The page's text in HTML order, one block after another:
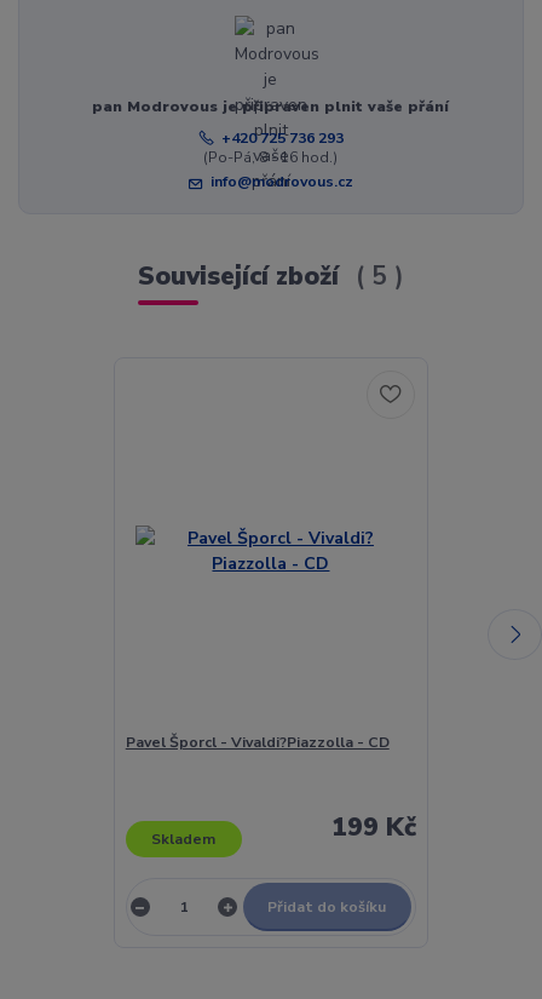
pan Modrovous je připraven plnit vaše přání
+420 725 736 293
(Po-Pá, 8 - 16 hod.)
info@modrovous.cz
Související zboží 5
Pavel Šporcl - Vivaldi?Piazzolla - CD
199 Kč
Skladem
Přidat do košíku